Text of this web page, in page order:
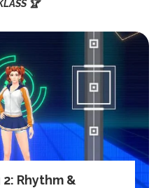
🏆
Rhythm &